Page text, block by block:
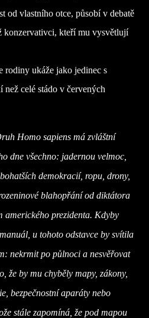
od vlastního otce, působí v debatě
konzervativci, kteří mu vysvětlují
rodiny ukáže jako jedinec s
než celé stádo v červených
Homo sapiens má zvláštní
dne všechno: jadernou velmoc,
demokracií, ropu, drony,
blahopřání od diktátora
amerického prezidenta. Kdyby
u tohoto odstavce by svítila
nekrmit po půlnoci a nesvěřovat
že by mu chyběly mapy, zákony,
bezpečnostní aparáty nebo
stále zapomíná, že pod mapou